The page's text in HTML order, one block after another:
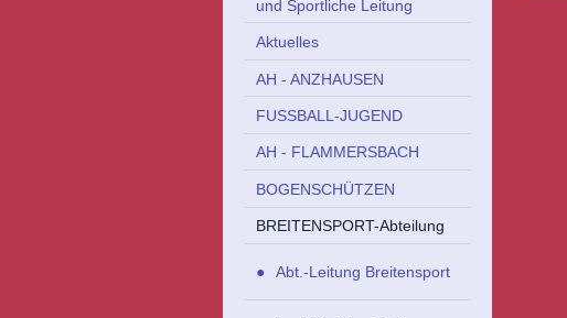
und Sportliche Leitung
Aktuelles
AH - ANZHAUSEN
FUSSBALL-JUGEND
AH - FLAMMERSBACH
BOGENSCHÜTZEN
BREITENSPORT-Abteilung
Abt.-Leitung Breitensport